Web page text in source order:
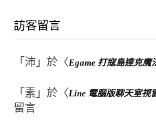
訪客留言
「 沛 」於〈Egame 打寇島達克魔
「 素 」於〈Line 電腦版聊天室視
留言